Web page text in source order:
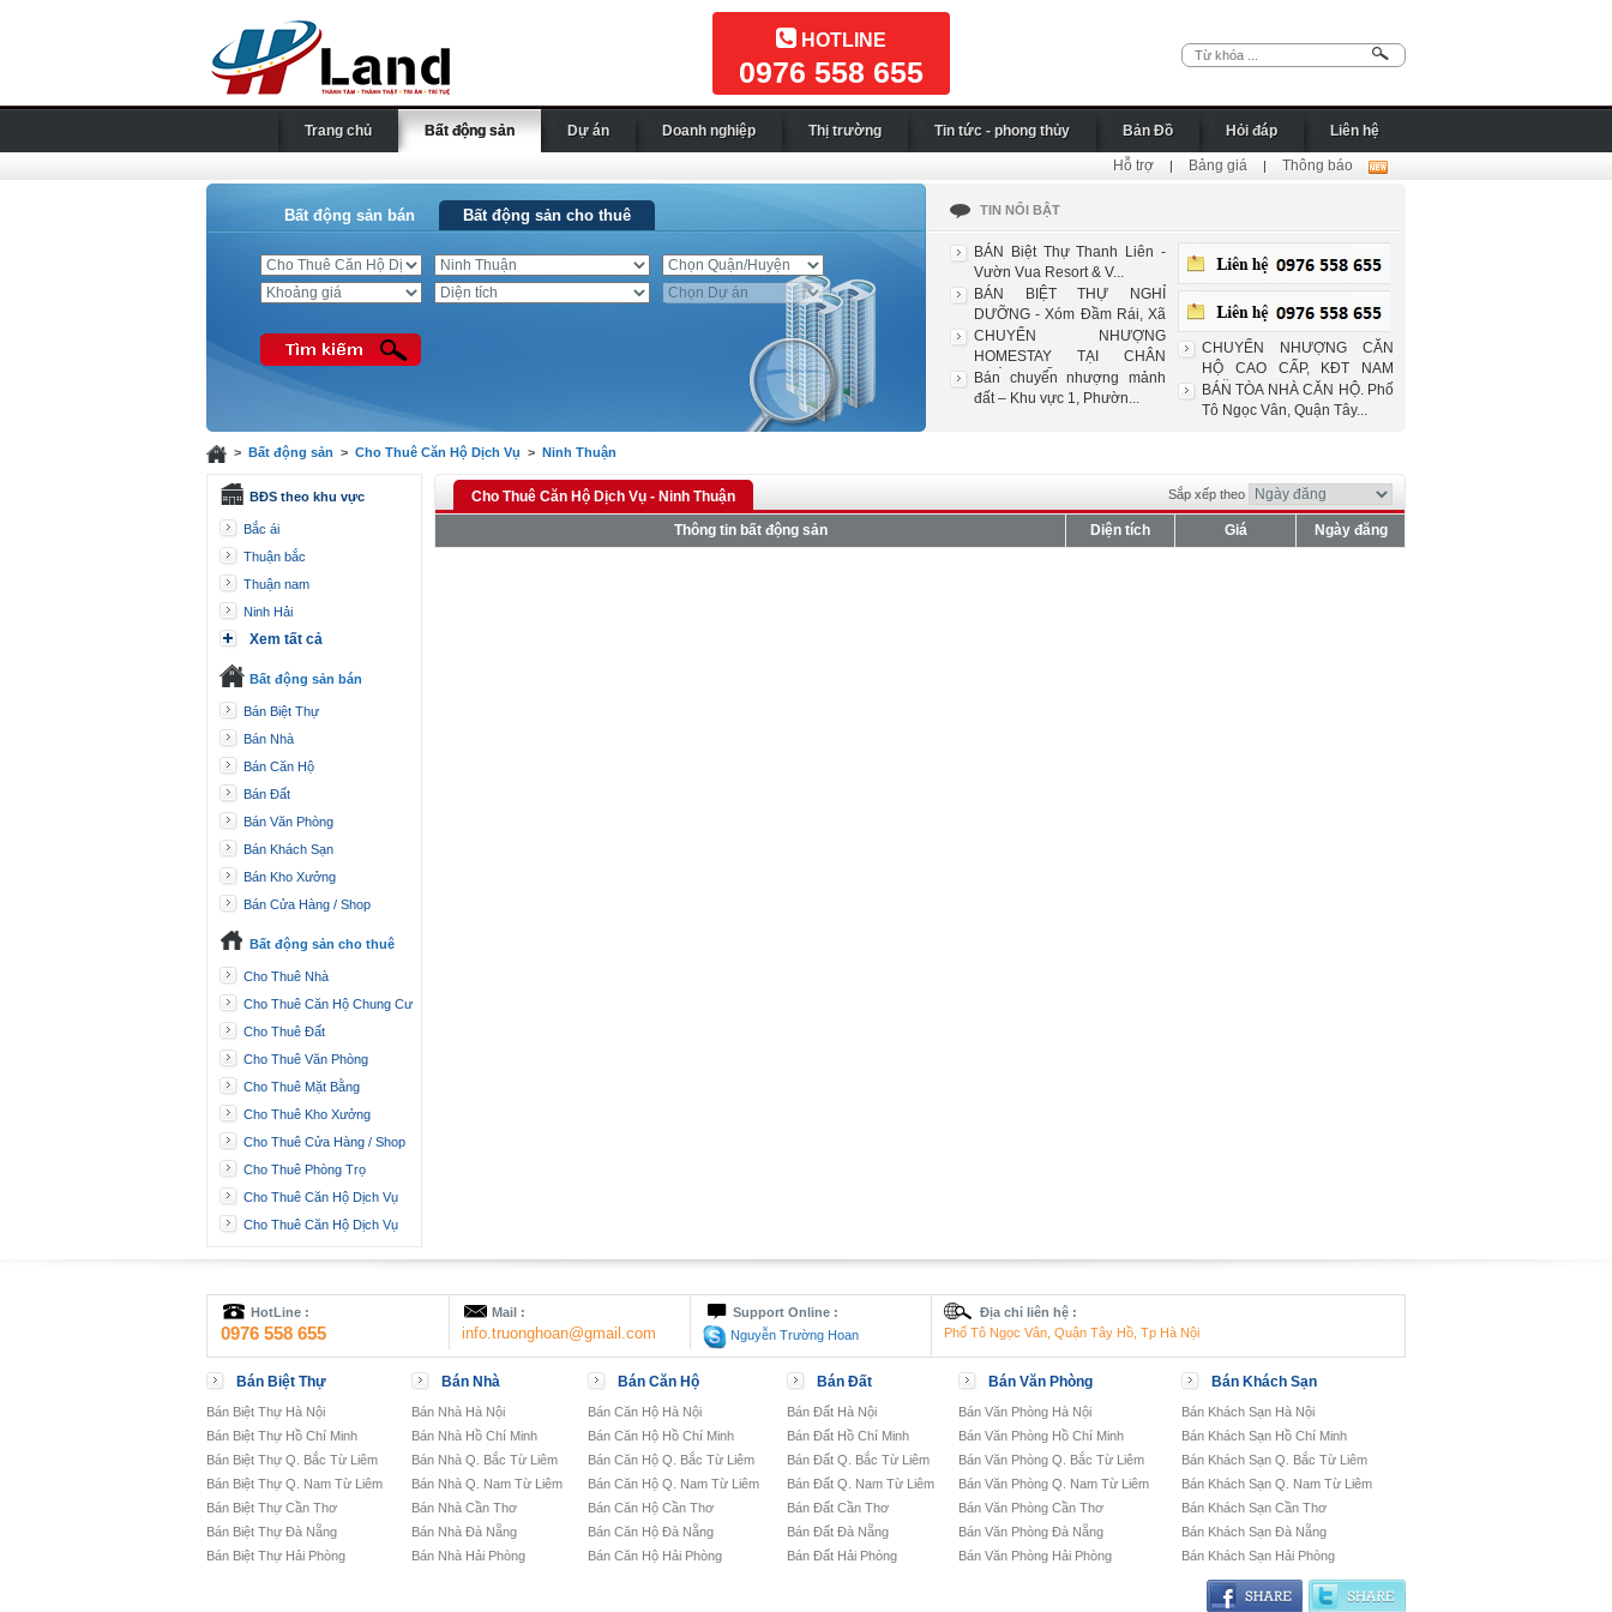
HOTLINE
0976 558 655
Trang chủ Bất động sản Dự án Doanh nghiệp Thị trường Tin tức - phong thủy Bản Đồ Hỏi đáp Liên hệ
Hỗ trợ | Bảng giá | Thông báo
Bất động sản bán Bất động sản cho thuê TIN NỔI BẬT
BÁN Biệt Thự Thanh Liên -
Vườn Vua Resort & V...
BÁN BIỆT THỰ NGHỈ
DƯỠNG - Xóm Đầm Rái, Xã
Nhu...
CHUYỂN NHƯỢNG
HOMESTAY TẠI CHÂN
VƯỜN QUỐC GIA...
Bán chuyển nhượng mảnh
đất – Khu vực 1, Phườn...
CHUYỂN NHƯỢNG CĂN
HỘ CAO CẤP, KĐT NAM
THĂNG ...
BÁN TÒA NHÀ CĂN HỘ. Phố
Tô Ngọc Vân, Quận Tây...
> Bất động sản > Cho Thuê Căn Hộ Dịch Vụ > Ninh Thuận
BĐS theo khu vực
Bắc ái
Thuận bắc
Thuận nam
Ninh Hải
Xem tất cả
Bất động sản bán
Bán Biệt Thự
Bán Nhà
Bán Căn Hộ
Bán Đất
Bán Văn Phòng
Bán Khách Sạn
Bán Kho Xưởng
Bán Cửa Hàng / Shop
Bất động sản cho thuê
Cho Thuê Nhà
Cho Thuê Căn Hộ Chung Cư
Cho Thuê Đất
Cho Thuê Văn Phòng
Cho Thuê Mặt Bằng
Cho Thuê Kho Xưởng
Cho Thuê Cửa Hàng / Shop
Cho Thuê Phòng Trọ
Cho Thuê Căn Hộ Dịch Vụ
Cho Thuê Căn Hộ Dịch Vụ
Cho Thuê Căn Hộ Dịch Vụ - Ninh Thuận Sắp xếp theo
Thông tin bất động sản Diện tích Giá Ngày đăng
HotLine :
0976 558 655
Mail :
info.truonghoan@gmail.com
Support Online :
Nguyễn Trường Hoan
Địa chỉ liên hệ :
Phố Tô Ngọc Vân, Quận Tây Hồ, Tp Hà Nội
Bán Biệt Thự
Bán Biệt Thự Hà Nội
Bán Biệt Thự Hồ Chí Minh
Bán Biệt Thự Q. Bắc Từ Liêm
Bán Biệt Thự Q. Nam Từ Liêm
Bán Biệt Thự Cần Thơ
Bán Biệt Thự Đà Nẵng
Bán Biệt Thự Hải Phòng
Bán Nhà
Bán Nhà Hà Nội
Bán Nhà Hồ Chí Minh
Bán Nhà Q. Bắc Từ Liêm
Bán Nhà Q. Nam Từ Liêm
Bán Nhà Cần Thơ
Bán Nhà Đà Nẵng
Bán Nhà Hải Phòng
Bán Căn Hộ
Bán Căn Hộ Hà Nội
Bán Căn Hộ Hồ Chí Minh
Bán Căn Hộ Q. Bắc Từ Liêm
Bán Căn Hộ Q. Nam Từ Liêm
Bán Căn Hộ Cần Thơ
Bán Căn Hộ Đà Nẵng
Bán Căn Hộ Hải Phòng
Bán Đất
Bán Đất Hà Nội
Bán Đất Hồ Chí Minh
Bán Đất Q. Bắc Từ Liêm
Bán Đất Q. Nam Từ Liêm
Bán Đất Cần Thơ
Bán Đất Đà Nẵng
Bán Đất Hải Phòng
Bán Văn Phòng
Bán Văn Phòng Hà Nội
Bán Văn Phòng Hồ Chí Minh
Bán Văn Phòng Q. Bắc Từ Liêm
Bán Văn Phòng Q. Nam Từ Liêm
Bán Văn Phòng Cần Thơ
Bán Văn Phòng Đà Nẵng
Bán Văn Phòng Hải Phòng
Bán Khách Sạn
Bán Khách Sạn Hà Nội
Bán Khách Sạn Hồ Chí Minh
Bán Khách Sạn Q. Bắc Từ Liêm
Bán Khách Sạn Q. Nam Từ Liêm
Bán Khách Sạn Cần Thơ
Bán Khách Sạn Đà Nẵng
Bán Khách Sạn Hải Phòng